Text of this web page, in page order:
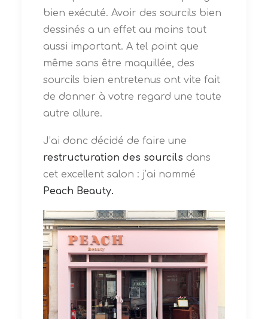
bien exécuté. Avoir des sourcils bien
dessinés a un effet au moins tout
aussi important. A tel point que
même sans être maquillée, des
sourcils bien entretenus ont vite fait
de donner à votre regard une toute
autre allure.
J’ai donc décidé de faire une
restructuration des sourcils dans
cet excellent salon : j’ai nommé
Peach Beauty.